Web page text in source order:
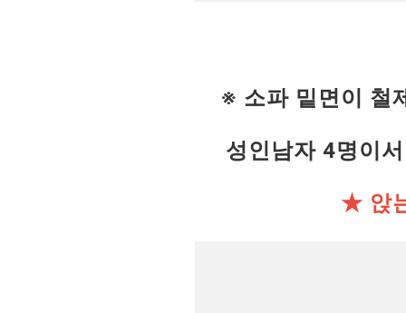
※ 소파 밑면이 철
성인남자 4명이
★ 앉